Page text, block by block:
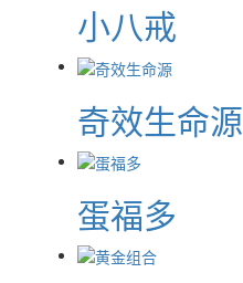
小八戒
奇效生命源
蛋福多